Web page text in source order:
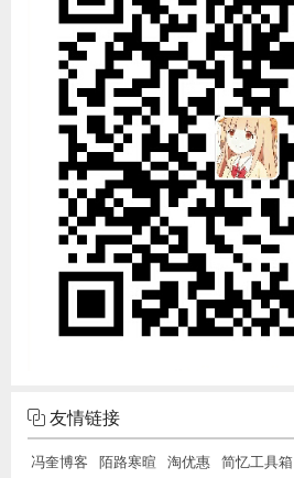
友情链接
冯奎博客 陌路寒暄 淘优惠 简忆工具箱